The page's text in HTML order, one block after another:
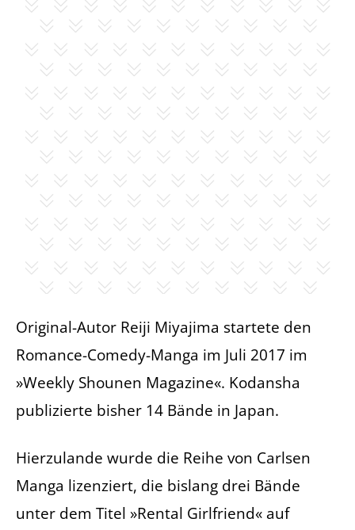
Original-Autor Reiji Miyajima startete den
Romance-Comedy-Manga im Juli 2017 im
»Weekly Shounen Magazine«. Kodansha
publizierte bisher 14 Bände in Japan.
Hierzulande wurde die Reihe von Carlsen
Manga lizenziert, die bislang drei Bände
unter dem Titel »Rental Girlfriend« auf